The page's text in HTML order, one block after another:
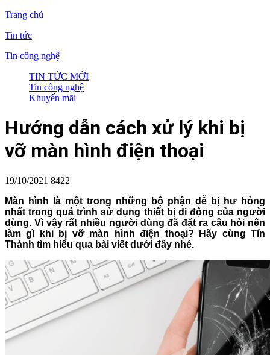
Trang chủ
Tin tức
Tin công nghệ
TIN TỨC MỚI
Tin công nghệ
Khuyến mãi
Hướng dẫn cách xử lý khi bị
vỡ màn hình điện thoại
19/10/2021 8422
Màn hình là một trong những bộ phận dễ bị hư hỏng
nhất trong quá trình sử dụng thiết bị di động của người
dùng. Vì vậy rất nhiều người dùng đã đặt ra câu hỏi nên
làm gì khi bị vỡ màn hình điện thoại? Hãy cùng Tín
Thành tìm hiểu qua bài viết dưới đây nhé.